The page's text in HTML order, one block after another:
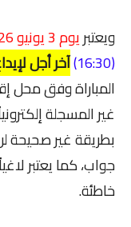
ويعتبريوم 3 يونيو 2026
(16:30)
آخر أجل
المباراة وفق محل
غير المسجلة
بطريقة غير صحيحة
جواب، كما يعتبر
خاطئة.